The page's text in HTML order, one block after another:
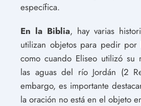
específica.
En la Biblia, hay varias
utilizan objetos para pedir por
como cuando Eliseo utilizó su
las aguas del río Jordán (2
embargo, es importante
la oración no está en el objeto